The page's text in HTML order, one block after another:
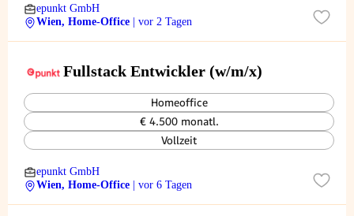
epunkt GmbH
Wien, Home-Office
| vor 2 Tagen
Fullstack Entwickler (w/m/x)
Homeoffice
€ 4.500 monatl.
Vollzeit
epunkt GmbH
Wien, Home-Office
| vor 6 Tagen